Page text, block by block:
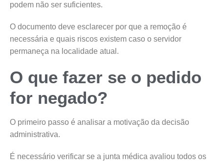
podem não ser suficientes.
O documento deve esclarecer por que a remoção é
necessária e quais riscos existem caso o servidor
permaneça na localidade atual.
O que fazer se o pedido
for negado?
O primeiro passo é analisar a motivação da decisão
administrativa.
É necessário verificar se a junta médica avaliou todos os